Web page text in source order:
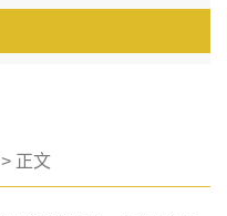
> 正文